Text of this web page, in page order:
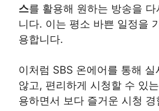
스를 활용해 원하는 방송을
니다. 이는 평소 바쁜 일정을
용합니다.
이처럼 SBS 온에어를 통해 실
않고, 편리하게 시청할 수 있
용하면서 보다 즐거운 시청